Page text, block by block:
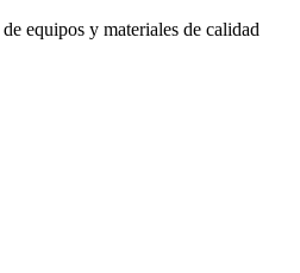
equipos y materiales de calidad